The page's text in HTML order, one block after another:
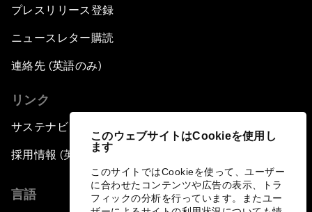
このウェブサイトはCookieを使用し
ます
このサイトではCookieを使って、ユーザー
に合わせたコンテンツや広告の表示、トラ
フィックの分析を行っています。またユー
プレスリリース登録
ニュースレター購読
連絡先 (英語のみ)
リンク
サステナビリティへの取り組み
採用情報 (英語のみ)
言語